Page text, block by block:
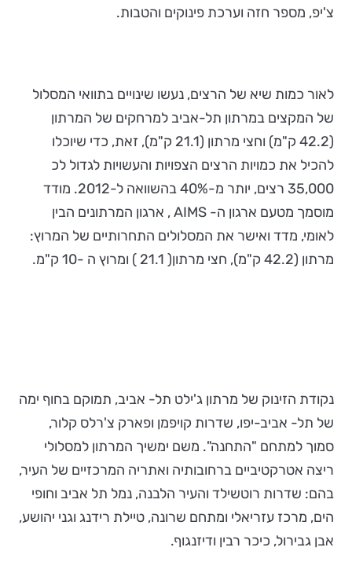
צ'יפ, מספר חזה וערכת פינוקים והטבות.
לאור כמות שיא של הרצים, נעשו שינויים בתוואי המסלול
של המקצים במרתון תל-אביב למרחקים של המרתון
(42.2 ק"מ) וחצי מרתון (21.1 ק"מ), זאת, כדי שיוכלו
להכיל את כמויות הרצים הצפויות והעשויות לגדול לכ
35,000 רצים, יותר מ-40% בהשוואה ל-2012. מודד
מוסמך מטעם ארגון ה- AIMS , ארגון המרתונים הבין
לאומי, מדד ואישר את המסלולים התחרותיים של המרוץ:
מרתון (42.2 ק"מ), חצי מרתון( 21.1 ) ומרוץ ה -10 ק"מ.
נקודת הזינוק של מרתון ג'ילט תל- אביב, תמוקם בחוף ימה
של תל- אביב-יפו, שדרות קויפמן ופארק צ'רלס קלור,
סמוך למתחם "התחנה". משם ימשיך המרתון למסלולי
ריצה אטרקטיביים ברחובותיה ואתריה המרכזיים של העיר,
בהם: שדרות רוטשילד והעיר הלבנה, נמל תל אביב וחופי
הים, מרכז עזריאלי ומתחם שרונה, טיילת רידנג וגני יהושע,
אבן גבירול, כיכר רבין ודיזנגוף.